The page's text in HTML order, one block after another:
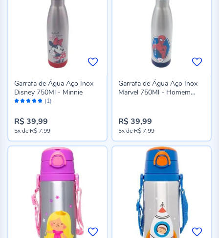
Avaliação: (1)
Garrafa de Água Aço Inox
Disney 750Ml - Minnie
R$ 39,99
5xde R$ 7,99
Garrafa de Água Aço Inox
Marvel 750Ml - Homem
R$ 39,99
5xde R$ 7,99